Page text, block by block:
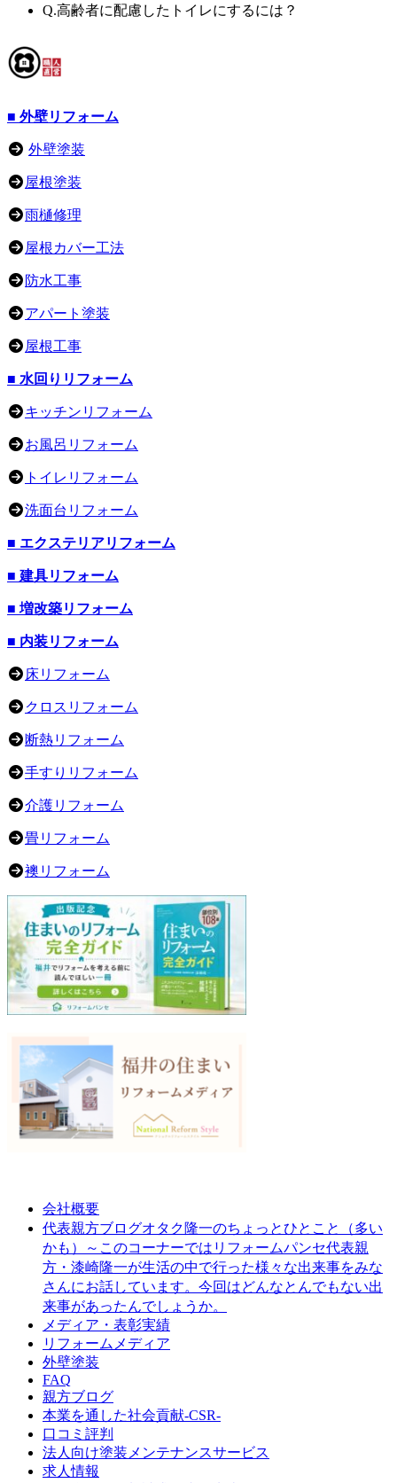
Q.高齢者に配慮したトイレにするには？
■ 外壁リフォーム
外壁塗装
屋根塗装
雨樋修理
屋根カバー工法
防水工事
アパート塗装
屋根工事
■ 水回りリフォーム
キッチンリフォーム
お風呂リフォーム
トイレリフォーム
洗面台リフォーム
■ エクステリアリフォーム
■ 建具リフォーム
■ 増改築リフォーム
■ 内装リフォーム
床リフォーム
クロスリフォーム
断熱リフォーム
手すりリフォーム
介護リフォーム
畳リフォーム
襖リフォーム
会社概要
代表親方ブログオタク隆一のちょっとひとこと（多い
かも）～このコーナーではリフォームパンセ代表親
方・漆崎隆一が生活の中で行った様々な出来事をみな
さんにお話しています。今回はどんなとんでもない出
来事があったんでしょうか。
メディア・表彰実績
リフォームメディア
外壁塗装
FAQ
親方ブログ
本業を通した社会貢献-CSR-
口コミ評判
法人向け塗装メンテナンスサービス
求人情報